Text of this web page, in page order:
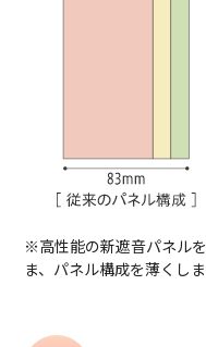
※高性能の新遮音パネル
ま、パネル構成を薄くしま